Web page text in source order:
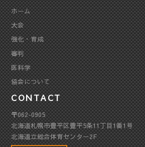
ホーム
大会
強化・育成
審判
医科学
協会について
CONTACT
〒062-0905
北海道札幌市豊平区豊平5条11丁目1番1号
北海道立総合体育センター2F